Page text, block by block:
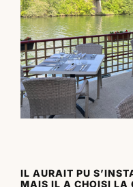
IL AURAIT PU
MAIS IL A CHOISI LA